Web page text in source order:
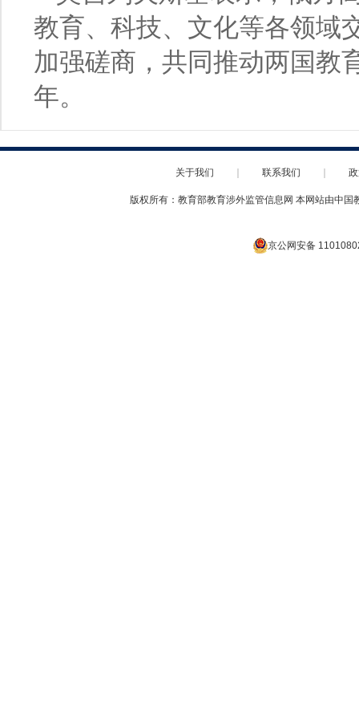
教育、科技、文化等各领域
加强磋商，共同推动两国教
年。
关于我们 联系我们
版权所有：教育部教育涉外监管信息网 本网站由中
京公网安备